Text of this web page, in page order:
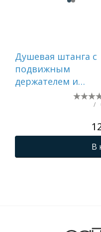
Душевая штанга с
подвижным
держателем и
интегрированным
/
В